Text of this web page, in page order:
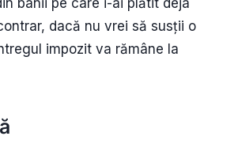
dacă nu vrei să susții o
impozit va rămâne la